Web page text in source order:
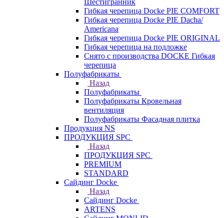
Шестигранник
Гибкая черепица Docke PIE COMFORT
Гибкая черепица Docke PIE Dacha/
Americana
Гибкая черепица Docke PIE ОRIGINАL
Гибкая черепица на подложке
Снято с производства DOCKE Гибкая
черепица
Полуфабрикаты
Назад
Полуфабрикаты
Полуфабрикаты Кровельная
вентиляция
Полуфабрикаты Фасадная плитка
Продукция NS
ПРОДУКЦИЯ SPC
Назад
ПРОДУКЦИЯ SPC
PREMIUM
STANDARD
Сайдинг Docke
Назад
Сайдинг Docke
ARTENS